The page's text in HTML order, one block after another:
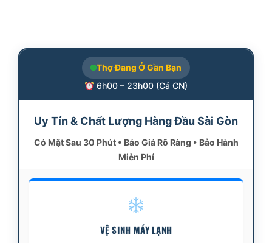
Thợ Đang Ở Gần Bạn
6h00 – 23h00 (Cả CN)
Uy Tín & Chất Lượng Hàng Đầu Sài Gòn
Có Mặt Sau 30 Phút • Báo Giá Rõ Ràng • Bảo Hành
Miễn Phí
VỆ SINH MÁY LẠNH